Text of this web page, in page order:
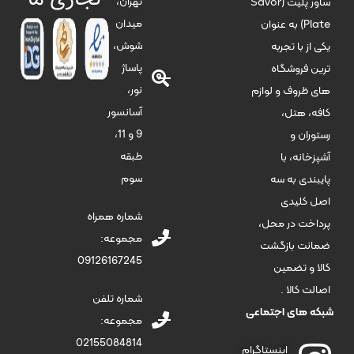
Plate) به عنوان
یکی از با تجربه
ترین فروشگاه
های ظروف و لوازم
کافه، هتل،
رستوران و
آشپزخانه، با
پایبندی به سه
اصل کلیدی
پرداخت در محل،
ضمانت بازگشت
کالا و تضمین
اصالت کالا .
شبکه های اجتماعی
اینستاگرام
میدان
شوش،
پاساژ
نور،
آسانسور
9 و 11،
طبقه
سوم
شماره همراه
مجموعه:
09126167245
شماره تلفن
مجموعه:
02155084814